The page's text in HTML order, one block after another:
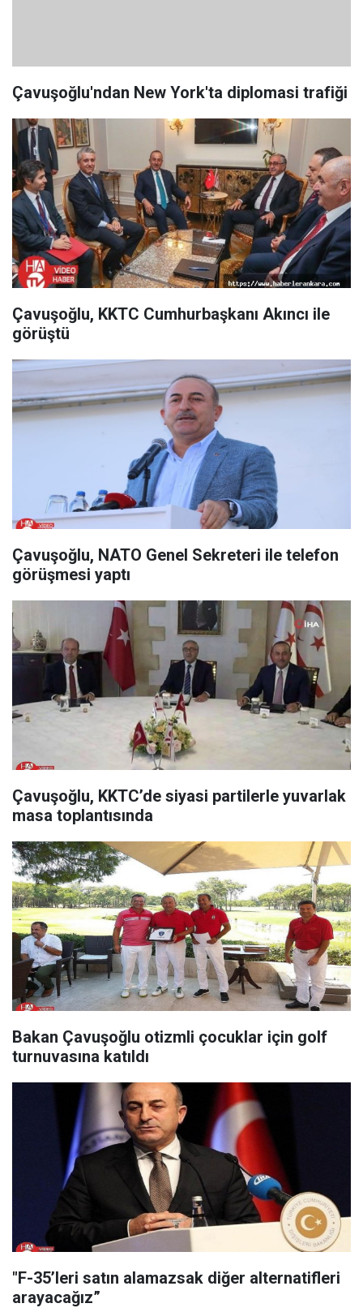
Çavuşoğlu'ndan New York'ta diplomasi trafiği
Çavuşoğlu, KKTC Cumhurbaşkanı Akıncı ile
görüştü
Çavuşoğlu, NATO Genel Sekreteri ile telefon
görüşmesi yaptı
Çavuşoğlu, KKTC’de siyasi partilerle yuvarlak
masa toplantısında
Bakan Çavuşoğlu otizmli çocuklar için golf
turnuvasına katıldı
"F-35’leri satın alamazsak diğer alternatifleri
arayacağız”